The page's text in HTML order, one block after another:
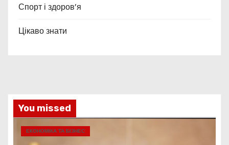
Спорт і здоров’я
Цікаво знати
You missed
ЕКОНОМІКА ТА БІЗНЕС